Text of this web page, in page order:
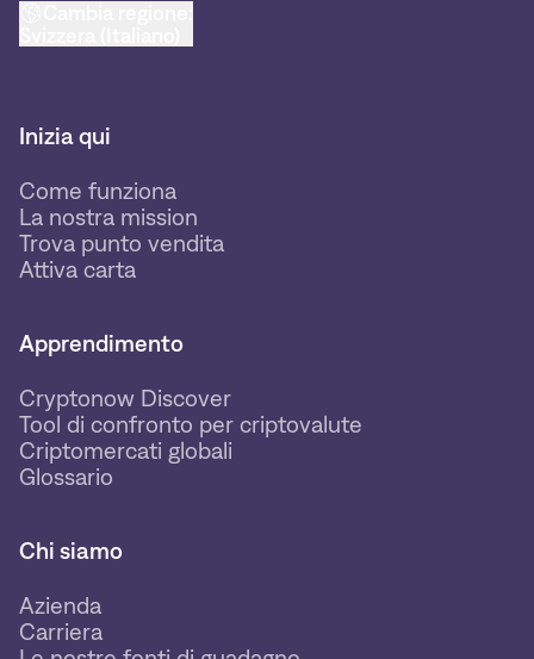
Inizia qui
Come funziona
La nostra mission
Trova punto vendita
Attiva carta
Apprendimento
Cryptonow Discover
Tool di confronto per criptovalute
Criptomercati globali
Glossario
Chi siamo
Azienda
Carriera